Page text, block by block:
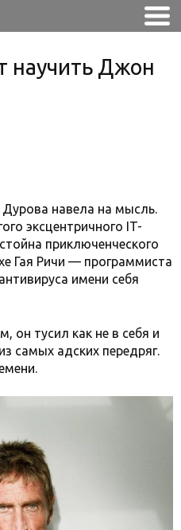
научить Джон
Дурова навела на мысль.
эксцентричного IT-
приключенческого
Гая Ричи — программиста
имени себя
он тусил как не в себя и
самых адских передряг.